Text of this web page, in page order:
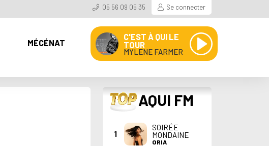
05 56 09 05 35 Se connecter
MÉCÉNAT
C'EST À QUI LE
TOUR
MYLENE FARMER
TOP AQUI FM
1
SOIRÉE
MONDAINE
ORIA